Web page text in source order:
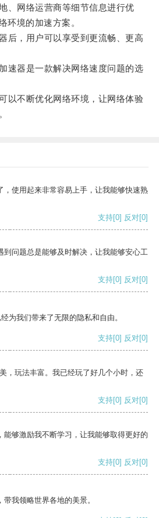
网络运营商等细节信息进行优
环境的加速方案。
，用户可以享受到更流畅、更高
器是一款解决网络速度问题的选
不断优化网络环境，让网络体验
，使用起来非常容易上手，让我能够快速熟
支持[0] 反对[0]
到问题总是能够及时解决，让我能够安心工
支持[0] 反对[0]
为我们带来了无限的隐私和自由。
支持[0] 反对[0]
，玩法丰富。我已经玩了好几个小时，还
支持[0] 反对[0]
能够激励我不断学习，让我能够取得更好的
支持[0] 反对[0]
我领略世界各地的美景。